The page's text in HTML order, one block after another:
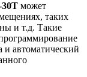
может
таких
и т.д. Такие
и автоматический